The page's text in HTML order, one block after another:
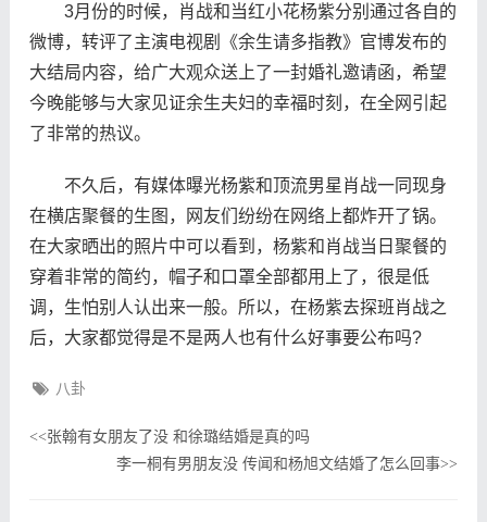
3月份的时候，肖战和当红小花杨紫分别通过各自的
微博，转评了主演电视剧《余生请多指教》官博发布的
大结局内容，给广大观众送上了一封婚礼邀请函，希望
今晚能够与大家见证余生夫妇的幸福时刻，在全网引起
了非常的热议。
不久后，有媒体曝光杨紫和顶流男星肖战一同现身
在横店聚餐的生图，网友们纷纷在网络上都炸开了锅。
在大家晒出的照片中可以看到，杨紫和肖战当日聚餐的
穿着非常的简约，帽子和口罩全部都用上了，很是低
调，生怕别人认出来一般。所以，在杨紫去探班肖战之
后，大家都觉得是不是两人也有什么好事要公布吗?
八卦
<<张翰有女朋友了没 和徐璐结婚是真的吗
李一桐有男朋友没 传闻和杨旭文结婚了怎么回事>>